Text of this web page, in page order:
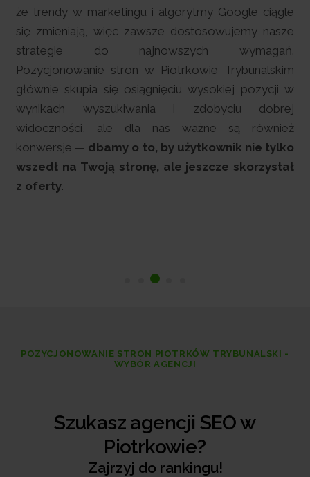
że trendy w marketingu i algorytmy Google ciągle
się zmieniają, więc zawsze dostosowujemy nasze
strategie do najnowszych wymagań.
Pozycjonowanie stron w Piotrkowie Trybunalskim
głównie skupia się osiągnięciu wysokiej pozycji w
wynikach wyszukiwania i zdobyciu dobrej
widoczności, ale dla nas ważne są również
konwersje — dbamy o to, by użytkownik nie tylko
wszedł na Twoją stronę, ale jeszcze skorzystał
z oferty.
POZYCJONOWANIE STRON PIOTRKÓW TRYBUNALSKI -
WYBÓR AGENCJI
Szukasz agencji SEO w
Piotrkowie?
Zajrzyj do rankingu!